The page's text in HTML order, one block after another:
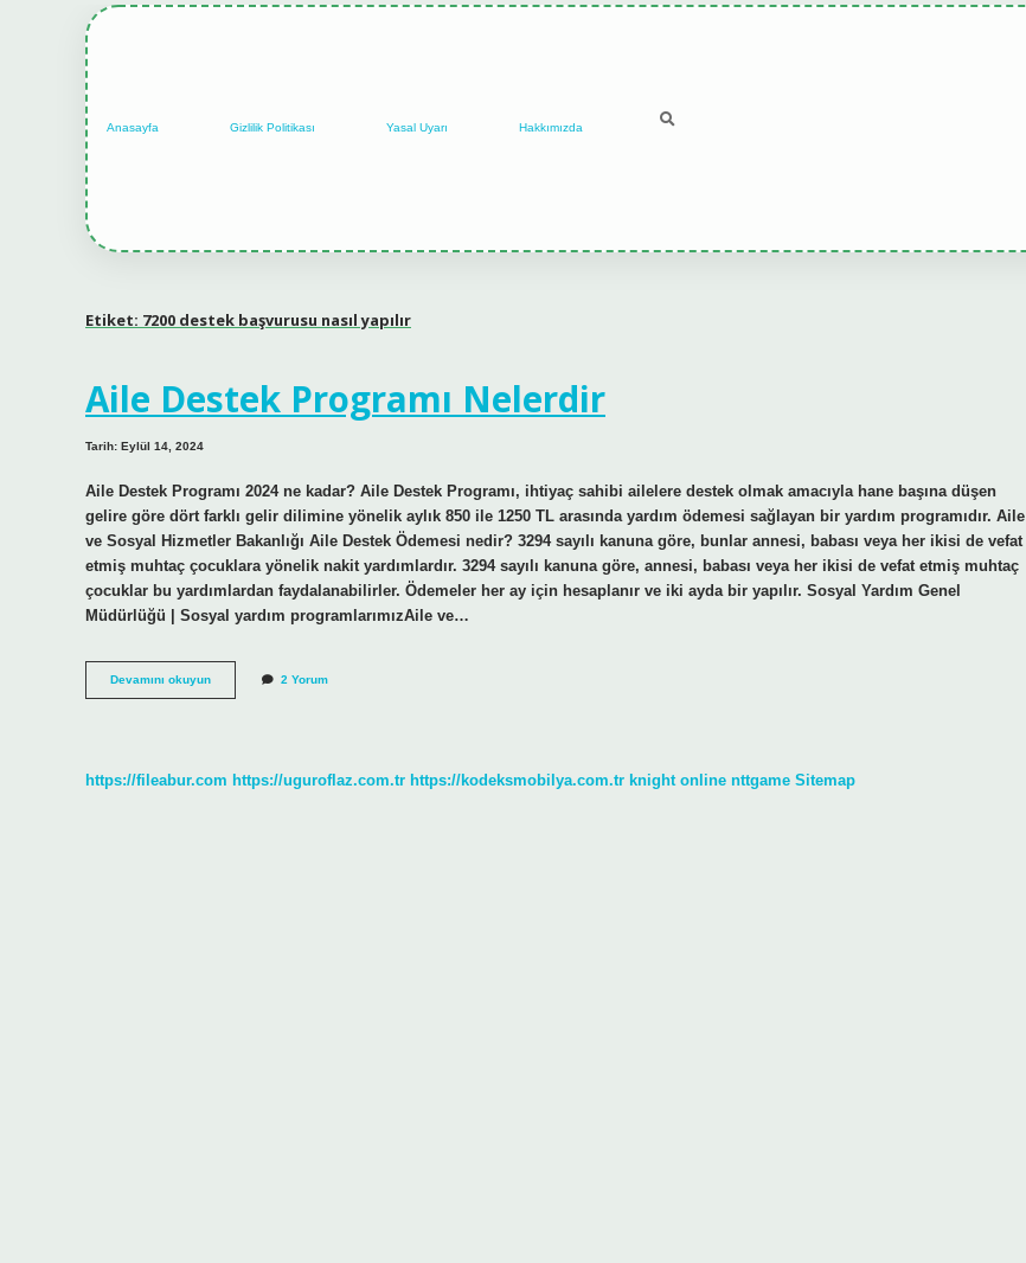
Anasayfa Gizlilik Politikası Yasal Uyarı Hakkımızda
Etiket: 7200 destek başvurusu nasıl yapılır
Aile Destek Programı Nelerdir
Tarih: Eylül 14, 2024
Aile Destek Programı 2024 ne kadar? Aile Destek Programı, ihtiyaç sahibi ailelere destek olmak amacıyla hane başına düşen
gelire göre dört farklı gelir dilimine yönelik aylık 850 ile 1250 TL arasında yardım ödemesi sağlayan bir yardım programıdır. Aile
ve Sosyal Hizmetler Bakanlığı Aile Destek Ödemesi nedir? 3294 sayılı kanuna göre, bunlar annesi, babası veya her ikisi de vefat
etmiş muhtaç çocuklara yönelik nakit yardımlardır. 3294 sayılı kanuna göre, annesi, babası veya her ikisi de vefat etmiş muhtaç
çocuklar bu yardımlardan faydalanabilirler. Ödemeler her ay için hesaplanır ve iki ayda bir yapılır. Sosyal Yardım Genel
Müdürlüğü | Sosyal yardım programlarımızAile ve…
Devamını okuyunAile
Destek
2 Yorum
https://fileabur.com https://uguroflaz.com.tr https://kodeksmobilya.com.tr knight online nttgame Sitemap